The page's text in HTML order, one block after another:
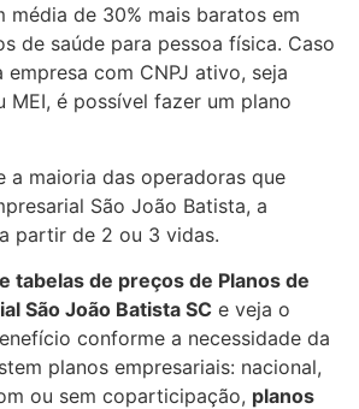
média de 30% mais baratos em
de saúde para pessoa física. Caso
empresa com CNPJ ativo, seja
MEI, é possível fazer um plano
a maioria das operadoras que
São João Batista, a
partir de 2 ou 3 vidas.
tabelas de preços de Planos de
São João Batista SC e veja o
conforme a necessidade da
planos empresariais: nacional,
ou sem coparticipação, planos